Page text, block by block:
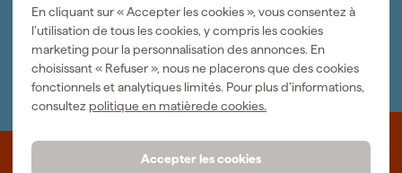
En cliquant sur « Accepter les cookies », vous consentez à
l’utilisation de tous les cookies, y compris les cookies
marketing pour la personnalisation des annonces. En
choisissant « Refuser », nous ne placerons que des cookies
fonctionnels et analytiques limités. Pour plus d’informations,
consultez politique en matièrede cookies.
Accepter les cookies
Bulletin
Abonnez-vous à la newsletter hebdomadaire
Nous sommes heureux de vous aider
Nous nous ferons un plaisir de vous aider. Contactez l'un
de nos spécialistes.
Que représente Fixami?